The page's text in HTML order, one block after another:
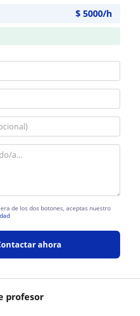
profesor
$ 5000/h
de los dos botones, aceptas nuestro
ahora